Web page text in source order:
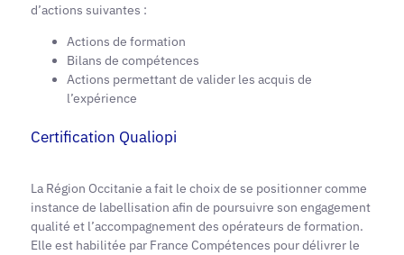
d’actions suivantes :
Actions de formation
Bilans de compétences
Actions permettant de valider les acquis de
l’expérience
Certification Qualiopi
La Région Occitanie a fait le choix de se positionner comme
instance de labellisation afin de poursuivre son engagement
qualité et l’accompagnement des opérateurs de formation.
Elle est habilitée par France Compétences pour délivrer le